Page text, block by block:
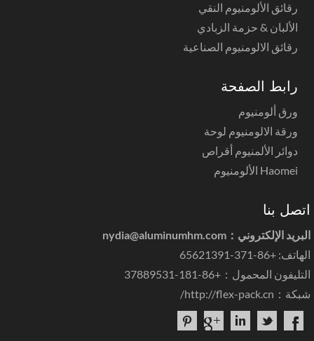
رقائق الألومنيوم النقي
الألبان & حزمة الزبادي
رقائق الالومنيوم الصناعية
رابط الصفحة
ورق ألومنيوم
ورقة الالومنيوم لوحة
دوائر الألمنيوم أقراص
Haomei الألومنيوم
بنا
الإلكتروني： nydia@aluminumhm.com
+86-371-65621391
المحمول：+86-181-37889531
：
http://flex-pack.cn/